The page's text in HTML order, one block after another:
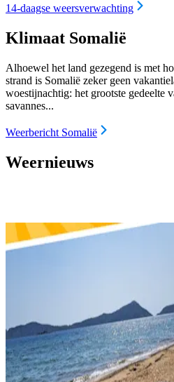
14-daagse weersverwachting
Klimaat Somalië
Alhoewel het land gezegend is met
strand is Somalië zeker geen
woestijnachtig: het grootste gedeelte
savannes...
Weerbericht Somalië
Weernieuws